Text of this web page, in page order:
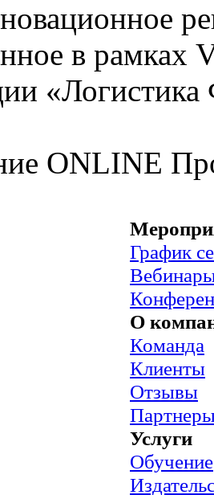
в
«Логистика
ONLINE
График
О
Команда
Клиенты
Отзывы
Услуги
Обучение